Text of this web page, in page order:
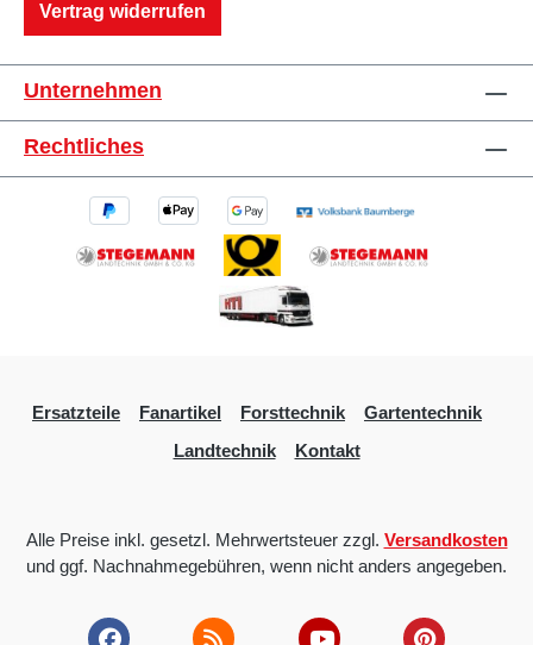
Vertrag widerrufen
Unternehmen
Rechtliches
Ersatzteile Fanartikel Forsttechnik
Gartentechnik
Landtechnik
Kontakt
Alle Preise inkl. gesetzl. Mehrwertsteuer zzgl. Versandkosten
und ggf. Nachnahmegebühren, wenn nicht anders angegeben.